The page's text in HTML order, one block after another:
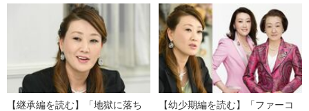
【継承編を読む】「地獄に落ち
【幼少期編を読む】「ファーコ